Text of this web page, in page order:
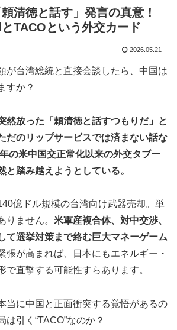
清徳と話す」発言の真意！
TACOという外交カード
2026.05.21
が台湾総統と直接会談したら、中国は
すか？
然放った「頼清徳と話すつもりだ」と
だのリップサービスでは済まない話な
の米中国交正常化以来の外交タブー
と踏み越えようとしている。
億ドル規模の台湾向け武器売却。単
りません。 米軍産複合体、対中交渉、
て選挙対策まで絡む巨大マネーゲーム
張が高まれば、日本にもエネルギー・
で直撃する可能性すらあります。
当に中国と正面衝突する覚悟があるの
引く“TACO”なのか？